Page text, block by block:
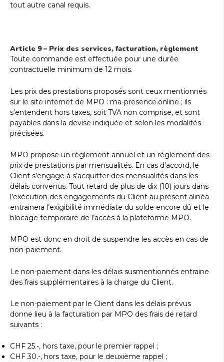
tout autre canal requis.
Article 9 – Prix des services, facturation, règlement
Toute commande est effectuée pour une durée
contractuelle minimum de 12 mois.
Les prix des prestations proposés sont ceux mentionnés
sur le site internet de MPO : ma-presence.online ; ils
s’entendent hors taxes, soit TVA non comprise, et sont
payables dans la devise indiquée et selon les modalités
précisées.
MPO propose un règlement annuel et un règlement des
prix de prestations par mensualités. En cas d’accord, le
Client s’engage à s’acquitter des mensualités dans les
délais convenus. Tout retard de plus de dix (10) jours dans
l’exécution des engagements du Client au présent alinéa
entrainera l’exigibilité immédiate du solde encore dû et le
blocage temporaire de l’accès à la plateforme MPO.
MPO est donc en droit de suspendre les accès en cas de
non-paiement.
Le non-paiement dans les délais susmentionnés entraine
des frais supplémentaires à la charge du Client.
Le non-paiement par le Client dans les délais prévus
donne lieu à la facturation par MPO des frais de retard
suivants :
CHF 25.-, hors taxe, pour le premier rappel ;
CHF 30.-, hors taxe, pour le deuxième rappel ;